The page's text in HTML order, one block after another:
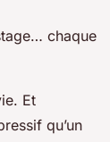
chaque
Et
qu’un